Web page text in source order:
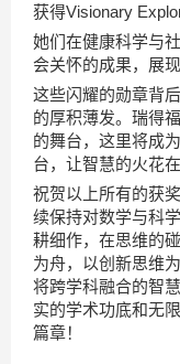
获得Visionary
她们在健康科学与
会关怀的成果，展
这些闪耀的勋章背
的厚积薄发。瑞得
的舞台，这里将成
台，让智慧的火花
祝贺以上所有的获
续保持对数学与科
耕细作，在思维的
为舟，以创新思维
将跨学科融合的智
实的学术功底和无
篇章！